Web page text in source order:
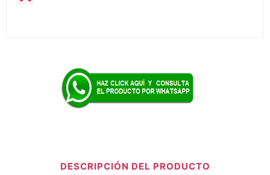
DESCRIPCIÓN DEL PRODUCTO